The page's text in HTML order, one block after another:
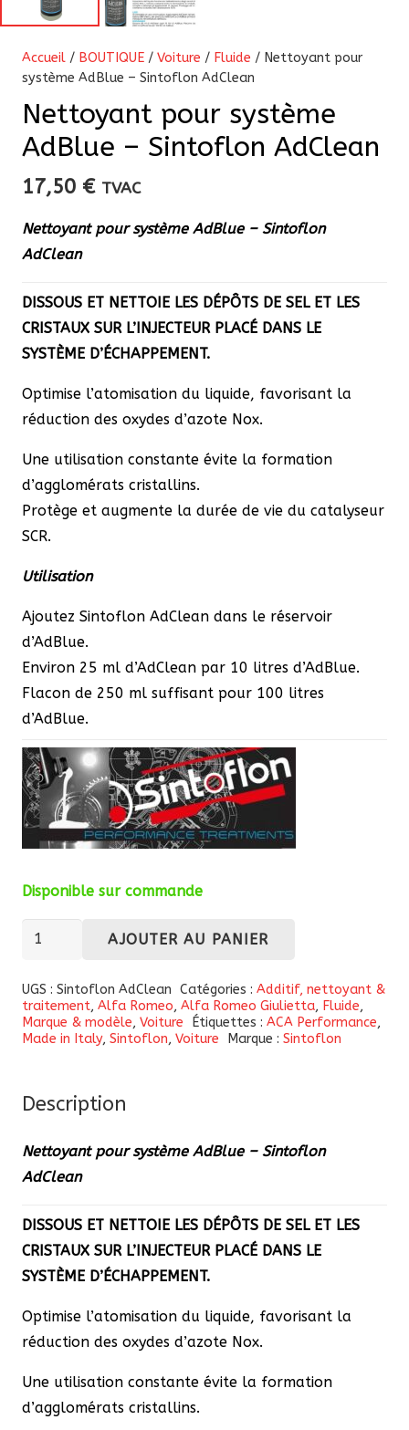
Accueil / BOUTIQUE / Voiture / Fluide / Nettoyant pour
système AdBlue – Sintoflon AdClean
Nettoyant pour système
AdBlue – Sintoflon AdClean
17,50 € TVAC
Nettoyant pour système AdBlue – Sintoflon
AdClean
DISSOUS ET NETTOIE LES DÉPÔTS DE SEL ET LES
CRISTAUX SUR L’INJECTEUR PLACÉ DANS LE
SYSTÈME D’ÉCHAPPEMENT.
Optimise l’atomisation du liquide, favorisant la
réduction des oxydes d’azote Nox.
Une utilisation constante évite la formation
d’agglomérats cristallins.
Protège et augmente la durée de vie du catalyseur
SCR.
Utilisation
Ajoutez Sintoflon AdClean dans le réservoir
d’AdBlue.
Environ 25 ml d’AdClean par 10 litres d’AdBlue.
Flacon de 250 ml suffisant pour 100 litres
d’AdBlue.
Disponible sur commande
quantité
Nettoyant
pour
système
Sintoflon
AJOUTER AU PANIER
UGS : Sintoflon AdClean Catégories : Additif, nettoyant &
traitement, Alfa Romeo, Alfa Romeo Giulietta, Fluide,
Marque & modèle, Voiture Étiquettes : ACA Performance,
Made in Italy, Sintoflon, Voiture Marque : Sintoflon
Description
Nettoyant pour système AdBlue – Sintoflon
AdClean
DISSOUS ET NETTOIE LES DÉPÔTS DE SEL ET LES
CRISTAUX SUR L’INJECTEUR PLACÉ DANS LE
SYSTÈME D’ÉCHAPPEMENT.
Optimise l’atomisation du liquide, favorisant la
réduction des oxydes d’azote Nox.
Une utilisation constante évite la formation
d’agglomérats cristallins.